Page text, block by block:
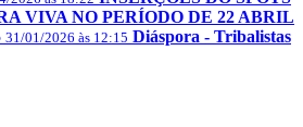
VIVA NO PERÍODO DE 22 ABRIL
31/01/2026 às 12:15 Diáspora - Tribalistas